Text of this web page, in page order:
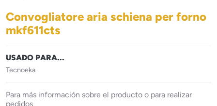
Convogliatore aria schiena per forno
mkf611cts
USADO PARA...
Tecnoeka
Para más información sobre el producto o para realizar
pedidos